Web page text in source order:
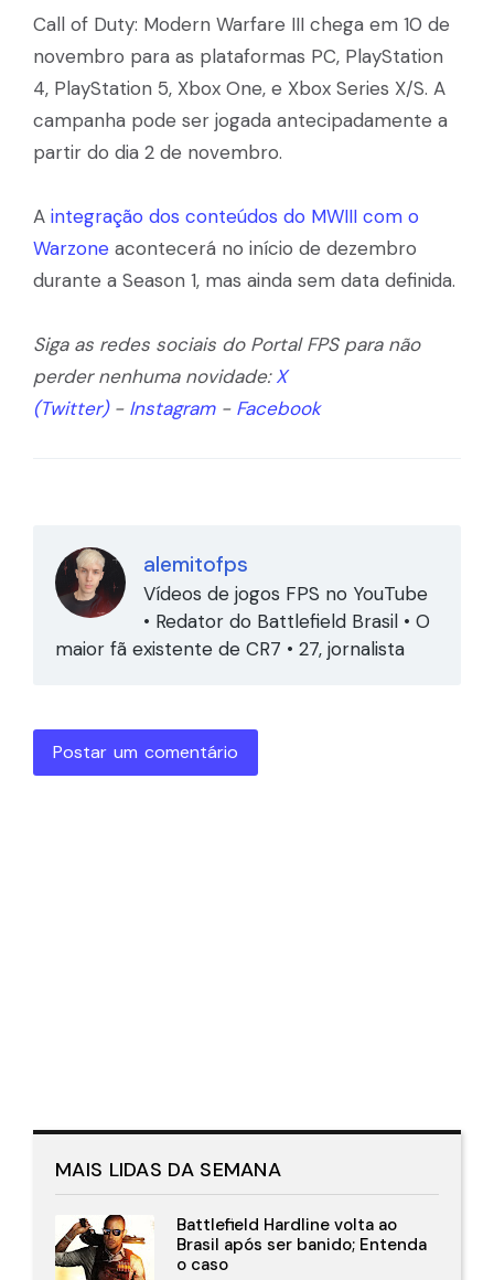
Call of Duty: Modern Warfare III chega em 10 de
novembro para as plataformas PC, PlayStation
4, PlayStation 5, Xbox One, e Xbox Series X/S. A
campanha pode ser jogada antecipadamente a
partir do dia 2 de novembro.
A integração dos conteúdos do MWIII com o
Warzone acontecerá no início de dezembro
durante a Season 1, mas ainda sem data definida.
Siga as redes sociais do Portal FPS para não
perder nenhuma novidade:X
(Twitter)- Instagram- Facebook
alemitofps
Vídeos de jogos FPS no YouTube
• Redator do Battlefield Brasil • O
maior fã existente de CR7 • 27, jornalista
Postar um comentário
MAIS LIDAS DA SEMANA
Battlefield Hardline volta ao
Brasil após ser banido; Entenda
o caso